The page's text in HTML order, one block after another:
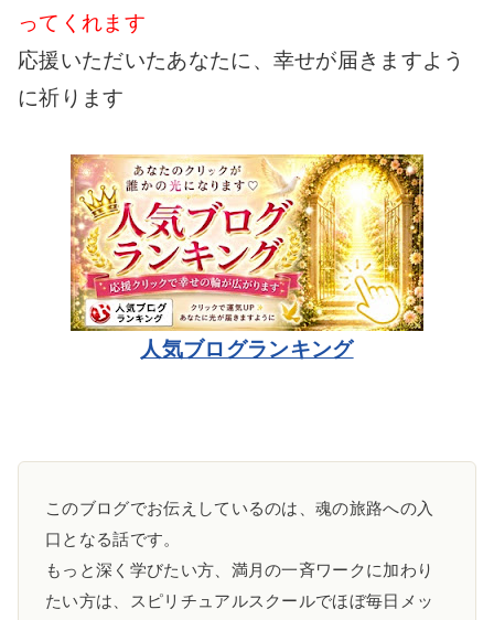
ってくれます
応援いただいたあなたに、幸せが届きますよう
に祈ります
人気ブログランキング
このブログでお伝えしているのは、魂の旅路への入
口となる話です。
もっと深く学びたい方、満月の一斉ワークに加わり
たい方は、スピリチュアルスクールでほぼ毎日メッ